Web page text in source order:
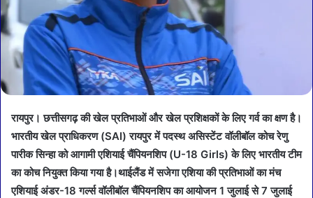
रायपुर। छत्तीसगढ़ की खेल प्रतिभाओं और खेल प्रशिक्षकों के लिए गर्व का क्षण है।
भारतीय खेल प्राधिकरण (SAI) रायपुर में पदस्थ असिस्टेंट वॉलीबॉल कोच रेणु
पारीक सिन्हा को आगामी एशियाई चैंपियनशिप (U-18 Girls) के लिए भारतीय टीम
का कोच नियुक्त किया गया है।थाईलैंड में सजेगा एशिया की प्रतिभाओं का मंच
एशियाई अंडर-18 गर्ल्स वॉलीबॉल चैंपियनशिप का आयोजन 1 जुलाई से 7 जुलाई